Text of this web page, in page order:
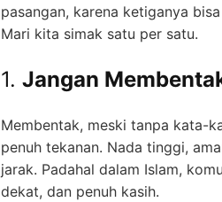
pasangan, karena ketiganya
Mari kita simak satu per satu.
1. Jangan
Membentak, meski tanpa kata-
penuh tekanan. Nada tinggi,
jarak. Padahal dalam Islam,
dekat, dan penuh kasih.